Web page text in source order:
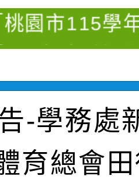
招)
土語及新住
園市115學
點」
年金融知
政府政風處
，綠能透明
學年度全
施要點」及修
園市115年度
賽』實施計
(第11招)】
-學務處
育總會